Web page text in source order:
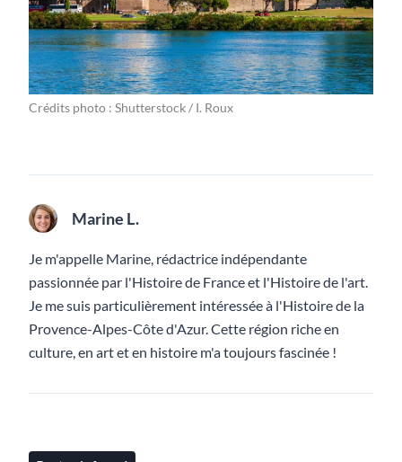
Crédits photo : Shutterstock / I. Roux
Marine L.
Je m'appelle Marine, rédactrice indépendante
passionnée par l'Histoire de France et l'Histoire de l'art.
Je me suis particulièrement intéressée à l'Histoire de la
Provence-Alpes-Côte d'Azur. Cette région riche en
culture, en art et en histoire m'a toujours fascinée !